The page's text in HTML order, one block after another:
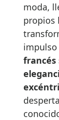
moda,
propios
impulso
francés